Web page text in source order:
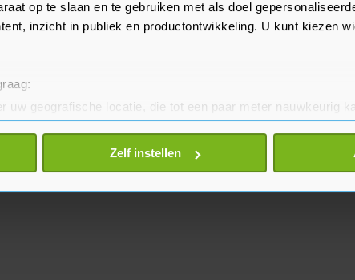
op te slaan en te gebruiken met als doel
inzicht in publiek en productontwikkeling. U kunt kiezen
uw geografische locatie, die tot een paar meter nauwkeurig
het actief te scannen op specifieke eigenschappen
gegevens worden verwerkt en stel uw voorkeuren in het
of intrekken in de Cookieverklaring.
Zelf instellen